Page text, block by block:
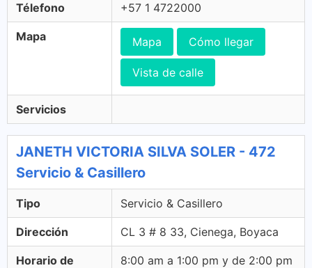
Télefono +57 1 4722000
Mapa Mapa Cómo llegar
Vista de calle
Servicios
JANETH VICTORIA SILVA SOLER - 472
Servicio & Casillero
Tipo Servicio & Casillero
Dirección CL 3 # 8 33, Cienega, Boyaca
Horario de
8:00 am a 1:00 pm y de 2:00 pm